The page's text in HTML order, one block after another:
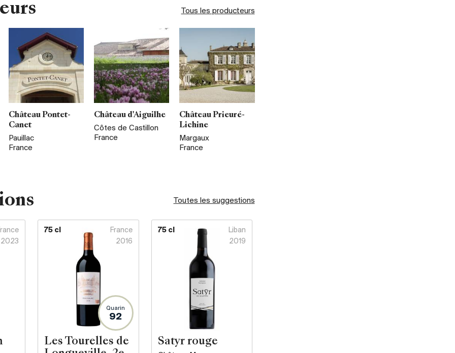
Tous les producteurs
Château Pontet-
Canet
Pauillac
France
Château d'Aiguilhe
Côtes de Castillon
France
Château Prieuré-
Lichine
Margaux
France
Toutes les suggestions
2023
75 cl
France
2016
Quarin
92
Les Tourelles de
75 cl
Liban
2019
Satyr rouge